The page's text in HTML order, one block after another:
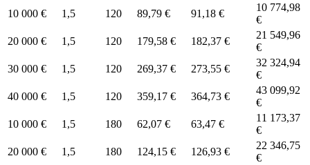
10 000 € 1,5 120 89,79 € 91,18 €
10 774,98
€
20 000 €
1,5 120 179,58 € 182,37 €
21 549,96
€
30 000 €
1,5 120 269,37 € 273,55 €
32 324,94
€
40 000 €
1,5 120 359,17 € 364,73 €
43 099,92
€
10 000 €
1,5 180 62,07 € 63,47 €
11 173,37
€
20 000 €
1,5 180 124,15 € 126,93 €
22 346,75
€